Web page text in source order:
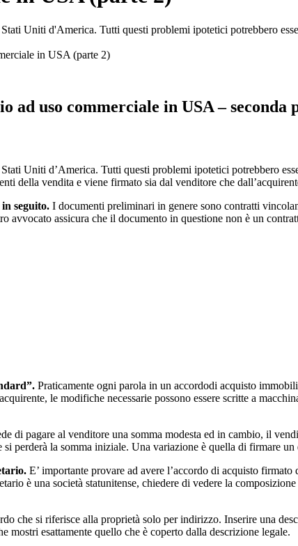
Uniti d'America. Tutti questi problemi ipotetici potrebbero
in USA (parte 2)
ad uso commerciale in USA – seconda
Uniti d’America. Tutti questi problemi ipotetici potrebbero
della vendita e viene firmato sia dal venditore che
seguito. I documenti preliminari in genere sono contratti
assicura che il documento in questione non è un
Praticamente ogni parola in un accordodi acquisto
le modifiche necessarie possono essere scritte a
di pagare al venditore una somma modesta ed in cambio, il
perderà la somma iniziale. Una variazione è quella di firmare
E’ importante provare ad avere l’accordo di acquisto
è una società statunitense, chiedere di vedere la
che si riferisce alla proprietà solo per indirizzo. Inserire una
mostri esattamente quello che è coperto dalla descrizione legale.